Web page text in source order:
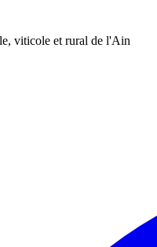
viticole et rural de l'Ain